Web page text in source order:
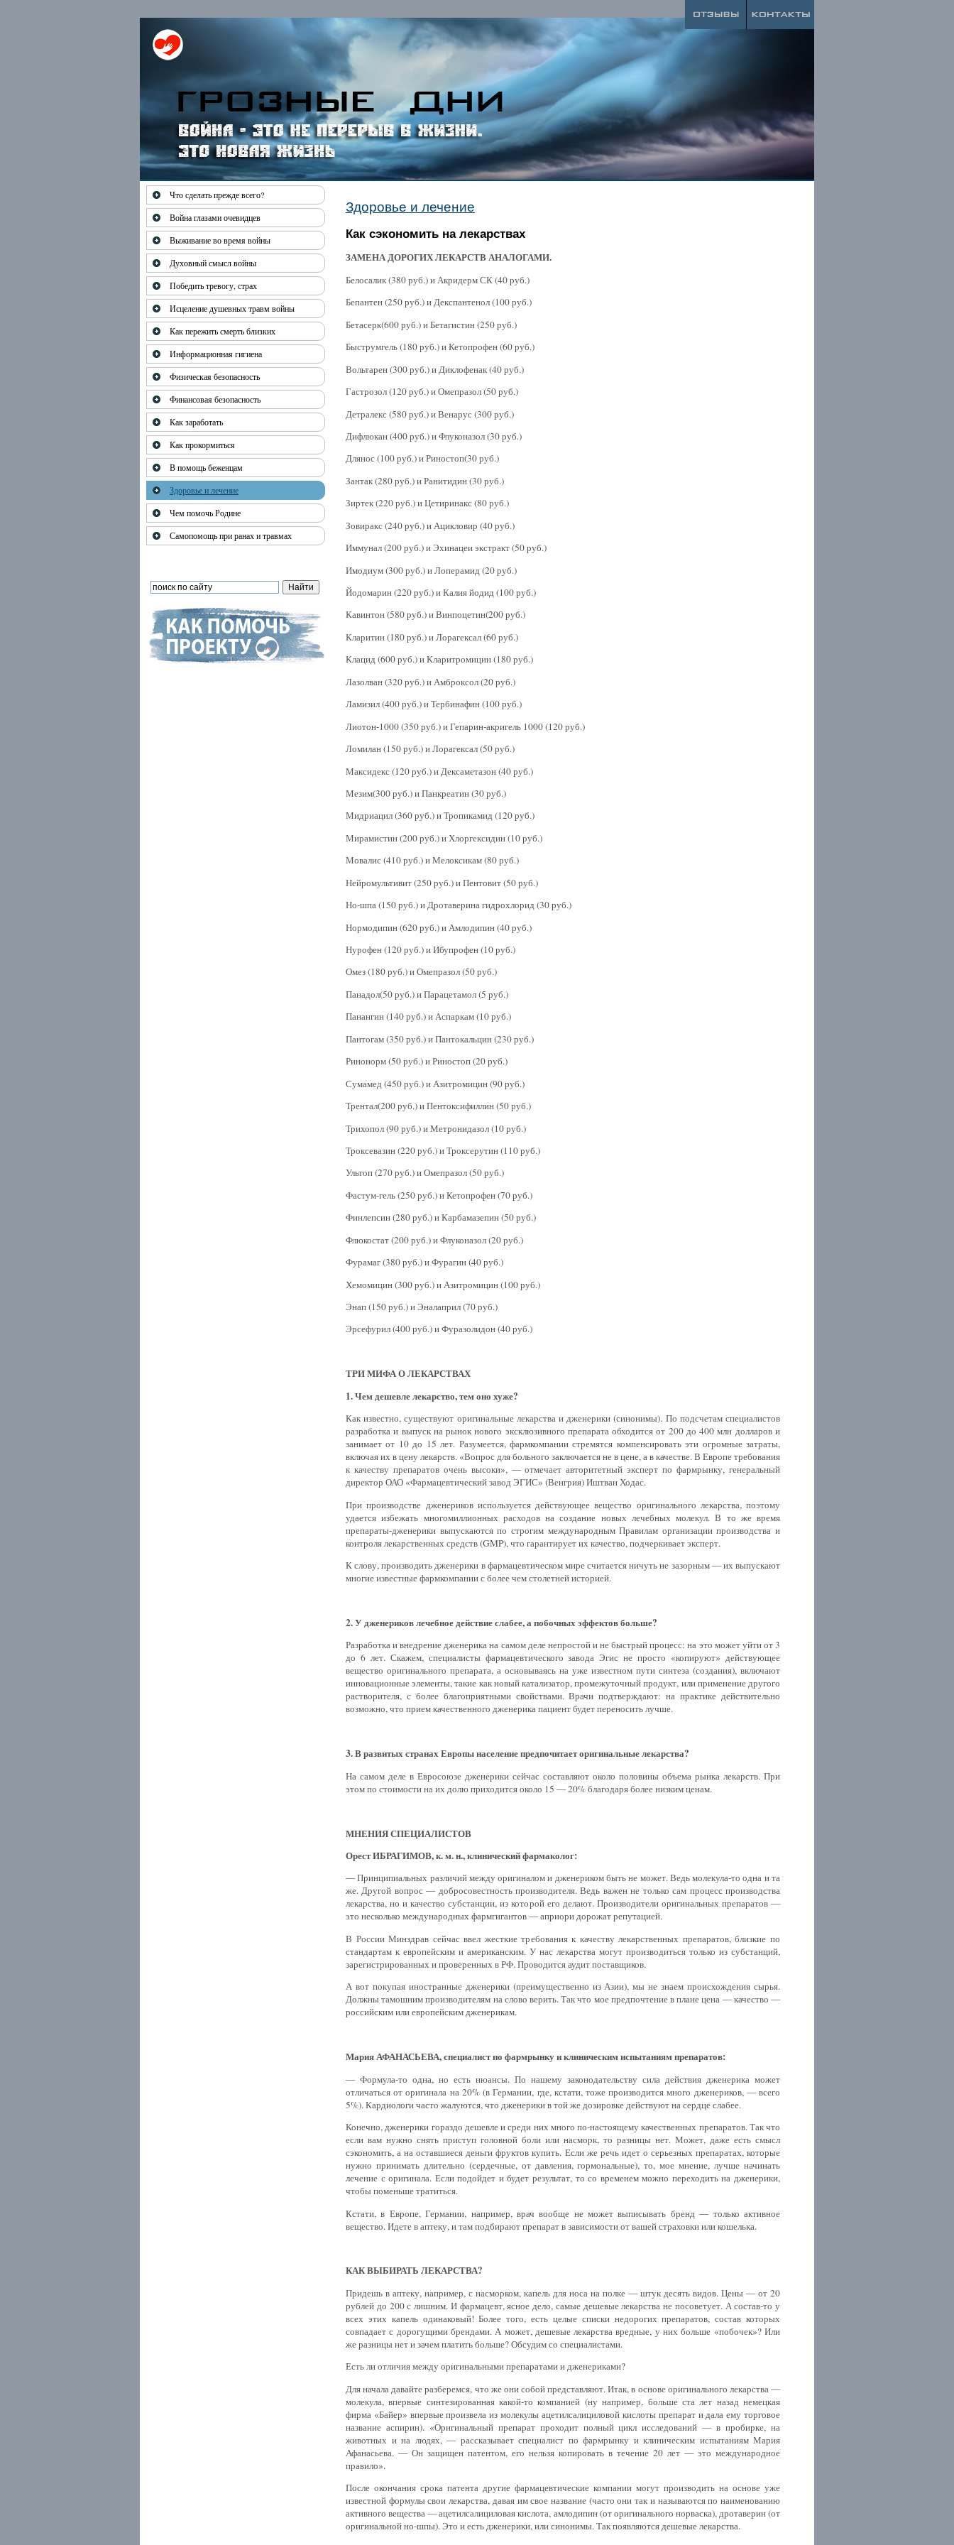
Если Вы соприкоснулись с войной и хотите поделиться своим опытом и мыслями, напишите нам.
Здоровье и лечение
Как сэкономить на лекарствах
ЗАМЕНА ДОРОГИХ ЛЕКАРСТВ АНАЛОГАМИ.
Белосалик (380 руб.) и Акридерм СК (40 руб.)
Бепантен (250 руб.) и Декспантенол (100 руб.)
Бетасерк(600 руб.) и Бетагистин (250 руб.)
Быструмгель (180 руб.) и Кетопрофен (60 руб.)
Вольтарен (300 руб.) и Диклофенак (40 руб.)
Гастрозол (120 руб.) и Омепразол (50 руб.)
Детралекс (580 руб.) и Венарус (300 руб.)
Дифлюкан (400 руб.) и Флуконазол (30 руб.)
Длянос (100 руб.) и Риностоп(30 руб.)
Зантак (280 руб.) и Ранитидин (30 руб.)
Зиртек (220 руб.) и Цетиринакс (80 руб.)
Зовиракс (240 руб.) и Ацикловир (40 руб.)
Иммунал (200 руб.) и Эхинацеи экстракт (50 руб.)
Имодиум (300 руб.) и Лоперамид (20 руб.)
Йодомарин (220 руб.) и Калия йодид (100 руб.)
Кавинтон (580 руб.) и Винпоцетин(200 руб.)
Кларитин (180 руб.) и Лорагексал (60 руб.)
Клацид (600 руб.) и Кларитромицин (180 руб.)
Лазолван (320 руб.) и Амброксол (20 руб.)
Ламизил (400 руб.) и Тербинафин (100 руб.)
Лиотон-1000 (350 руб.) и Гепарин-акригель 1000 (120 руб.)
Ломилан (150 руб.) и Лорагексал (50 руб.)
Максидекс (120 руб.) и Дексаметазон (40 руб.)
Мезим(300 руб.) и Панкреатин (30 руб.)
Мидриацил (360 руб.) и Тропикамид (120 руб.)
Мирамистин (200 руб.) и Хлоргексидин (10 руб.)
Мовалис (410 руб.) и Мелоксикам (80 руб.)
Нейромультивит (250 руб.) и Пентовит (50 руб.)
Но-шпа (150 руб.) и Дротаверина гидрохлорид (30 руб.)
Нормодипин (620 руб.) и Амлодипин (40 руб.)
Нурофен (120 руб.) и Ибупрофен (10 руб.)
Омез (180 руб.) и Омепразол (50 руб.)
Панадол(50 руб.) и Парацетамол (5 руб.)
Панангин (140 руб.) и Аспаркам (10 руб.)
Пантогам (350 руб.) и Пантокальцин (230 руб.)
Ринонорм (50 руб.) и Риностоп (20 руб.)
Сумамед (450 руб.) и Азитромицин (90 руб.)
Трентал(200 руб.) и Пентоксифиллин (50 руб.)
Трихопол (90 руб.) и Метронидазол (10 руб.)
Троксевазин (220 руб.) и Троксерутин (110 руб.)
Ультоп (270 руб.) и Омепразол (50 руб.)
Фастум-гель (250 руб.) и Кетопрофен (70 руб.)
Финлепсин (280 руб.) и Карбамазепин (50 руб.)
Флюкостат (200 руб.) и Флуконазол (20 руб.)
Фурамаг (380 руб.) и Фурагин (40 руб.)
Хемомицин (300 руб.) и Азитромицин (100 руб.)
Энап (150 руб.) и Эналаприл (70 руб.)
Эрсефурил (400 руб.) и Фуразолидон (40 руб.)
ТРИ МИФА О ЛЕКАРСТВАХ
1. Чем дешевле лекарство, тем оно хуже?
Как известно, существуют оригинальные лекарства и дженерики (синонимы). По подсчетам специалистов
разработка и выпуск на рынок нового эксклюзивного препарата обходится от 200 до 400 млн долларов и
занимает от 10 до 15 лет. Разумеется, фармкомпании стремятся компенсировать эти огромные затраты,
включая их в цену лекарств. «Вопрос для больного заключается не в цене, а в качестве. В Европе требования
к качеству препаратов очень высоки», — отмечает авторитетный эксперт по фармрынку, генеральный
директор ОАО «Фармацевтический завод ЭГИС» (Венгрия) Иштван Ходас.
При производстве дженериков используется действующее вещество оригинального лекарства, поэтому
удается избежать многомиллионных расходов на создание новых лечебных молекул. В то же время
препараты-дженерики выпускаются по строгим международным Правилам организации производства и
контроля лекарственных средств (GMP), что гарантирует их качество, подчеркивает эксперт.
К слову, производить дженерики в фармацевтическом мире считается ничуть не зазорным — их выпускают
многие известные фармкомпании с более чем столетней историей.
2. У дженериков лечебное действие слабее, а побочных эффектов больше?
Разработка и внедрение дженерика на самом деле непростой и не быстрый процесс: на это может уйти от 3
до 6 лет. Скажем, специалисты фармацевтического завода Эгис не просто «копируют» действующее
вещество оригинального препарата, а основываясь на уже известном пути синтеза (создания), включают
инновационные элементы, такие как новый катализатор, промежуточный продукт, или применение другого
растворителя, с более благоприятными свойствами. Врачи подтверждают: на практике действительно
возможно, что прием качественного дженерика пациент будет переносить лучше.
3. В развитых странах Европы население предпочитает оригинальные лекарства?
На самом деле в Евросоюзе дженерики сейчас составляют около половины объема рынка лекарств. При
этом по стоимости на их долю приходится около 15 — 20% благодаря более низким ценам.
МНЕНИЯ СПЕЦИАЛИСТОВ
Орест ИБРАГИМОВ, к. м. н., клинический фармаколог:
— Принципиальных различий между оригиналом и дженериком быть не может. Ведь молекула-то одна и та
же. Другой вопрос — добросовестность производителя. Ведь важен не только сам процесс производства
лекарства, но и качество субстанции, из которой его делают. Производители оригинальных препаратов —
это несколько международных фармгигантов — априори дорожат репутацией.
В России Минздрав сейчас ввел жесткие требования к качеству лекарственных препаратов, близкие по
стандартам к европейским и американским. У нас лекарства могут производиться только из субстанций,
зарегистрированных и проверенных в РФ. Проводится аудит поставщиков.
А вот покупая иностранные дженерики (преимущественно из Азии), мы не знаем происхождения сырья.
Должны тамошним производителям на слово верить. Так что мое предпочтение в плане цена — качество —
российским или европейским дженерикам.
Мария АФАНАСЬЕВА, специалист по фармрынку и клиническим испытаниям препаратов:
— Формула-то одна, но есть нюансы. По нашему законодательству сила действия дженерика может
отличаться от оригинала на 20% (в Германии, где, кстати, тоже производится много дженериков, — всего
5%). Кардиологи часто жалуются, что дженерики в той же дозировке действуют на сердце слабее.
Конечно, дженерики гораздо дешевле и среди них много по-настоящему качественных препаратов. Так что
если вам нужно снять приступ головной боли или насморк, то разницы нет. Может, даже есть смысл
сэкономить, а на оставшиеся деньги фруктов купить. Если же речь идет о серьезных препаратах, которые
нужно принимать длительно (сердечные, от давления, гормональные), то, мое мнение, лучше начинать
лечение с оригинала. Если подойдет и будет результат, то со временем можно переходить на дженерики,
чтобы поменьше тратиться.
Кстати, в Европе, Германии, например, врач вообще не может выписывать бренд — только активное
вещество. Идете в аптеку, и там подбирают препарат в зависимости от вашей страховки или кошелька.
КАК ВЫБИРАТЬ ЛЕКАРСТВА?
Придешь в аптеку, например, с насморком, капель для носа на полке — штук десять видов. Цены — от 20
рублей до 200 с лишним. И фармацевт, ясное дело, самые дешевые лекарства не посоветует. А состав-то у
всех этих капель одинаковый! Более того, есть целые списки недорогих препаратов, состав которых
совпадает с дорогущими брендами. А может, дешевые лекарства вредные, у них больше «побочек»? Или
же разницы нет и зачем платить больше? Обсудим со специалистами.
Есть ли отличия между оригинальными препаратами и дженериками?
Для начала давайте разберемся, что же они собой представляют. Итак, в основе оригинального лекарства —
молекула, впервые синтезированная какой-то компанией (ну например, больше ста лет назад немецкая
фирма «Байер» впервые произвела из молекулы ацетилсалициловой кислоты препарат и дала ему торговое
название аспирин). «Оригинальный препарат проходит полный цикл исследований — в пробирке, на
животных и на людях, — рассказывает специалист по фармрынку и клиническим испытаниям Мария
Афанасьева. — Он защищен патентом, его нельзя копировать в течение 20 лет — это международное
правило».
После окончания срока патента другие фармацевтические компании могут производить на основе уже
известной формулы свои лекарства, давая им свое название (часто они так и называются по наименованию
активного вещества — ацетилсалициловая кислота, амлодипин (от оригинального норваска), дротаверин (от
оригинальной но-шпы). Это и есть дженерики, или синонимы. Так появляются дешевые лекарства.
Что сделать прежде всего?
Война глазами очевидцев
Выживание во время войны
Духовный смысл войны
Победить тревогу, страх
Исцеление душевных травм войны
Как пережить смерть близких
Информационная гигиена
Физическая безопасность
Финансовая безопасность
Как заработать
Как прокормиться
В помощь беженцам
Здоровье и лечение
Чем помочь Родине
Самопомощь при ранах и травмах